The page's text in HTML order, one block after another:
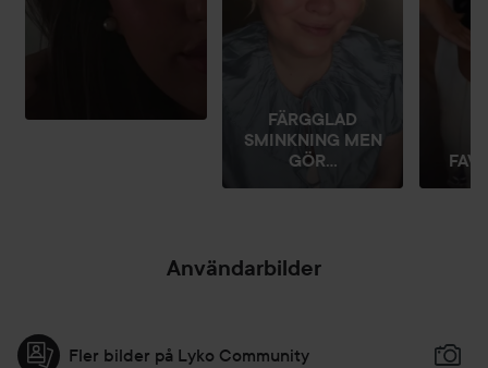
FÄRGGLAD
SMINKNING MEN
GÖR...
Användarbilder
Fler bilder på Lyko Community